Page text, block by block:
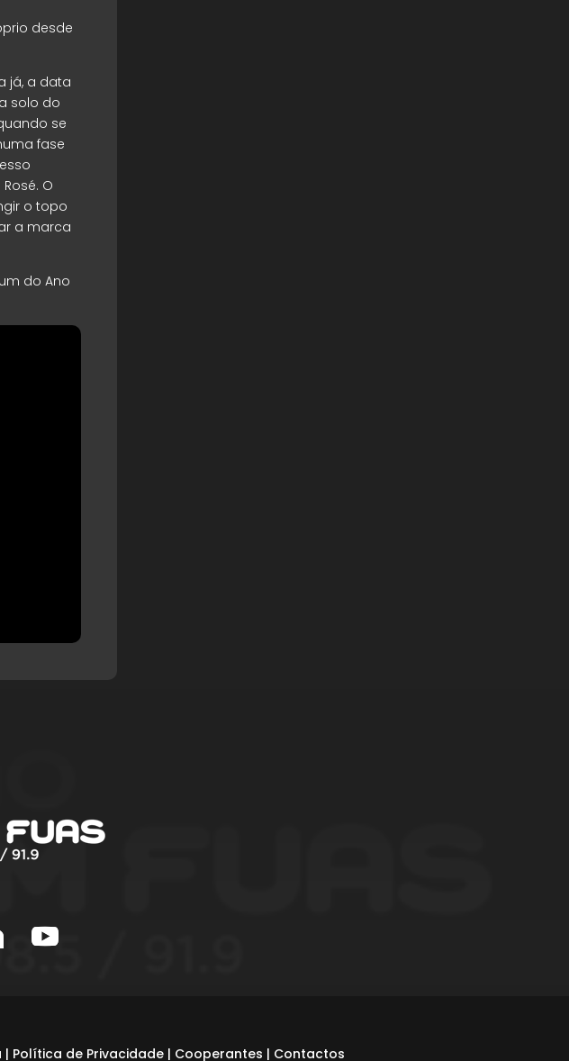
desde
já, a data
solo do
se
fase
O
o topo
a marca
do Ano
| Política de Privacidade | Cooperantes | Contactos